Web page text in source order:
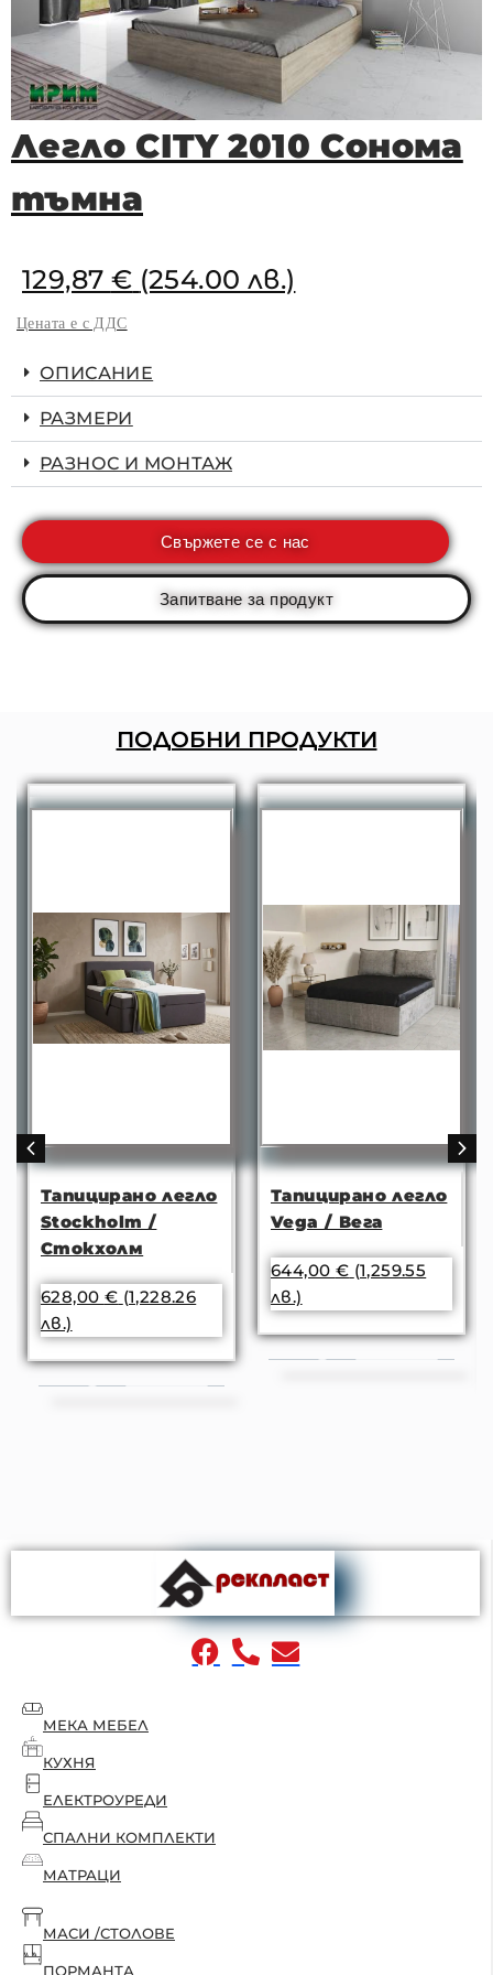
Легло CITY 2010 Сонома
тъмна
129,87 € (254.00 лв.)
Цената е с ДДС
ОПИСАНИЕ
РАЗМЕРИ
РАЗНОС И МОНТАЖ
Свържете се с нас
Запитване за продукт
ПОДОБНИ ПРОДУКТИ
Тапицирано легло
Stockholm /
Стокхолм
628,00 € (1,228.26
лв.)
Тапицирано легло
Vega / Вега
644,00 € (1,259.55
лв.)
МЕКА МЕБЕЛ
КУХНЯ
ЕЛЕКТРОУРЕДИ
СПАЛНИ КОМПЛЕКТИ
МАТРАЦИ
МАСИ /СТОЛОВЕ
ПОРМАНТА